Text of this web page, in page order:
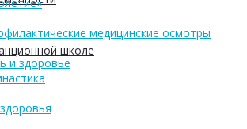
школе
медицинские осмотры
и здоровье